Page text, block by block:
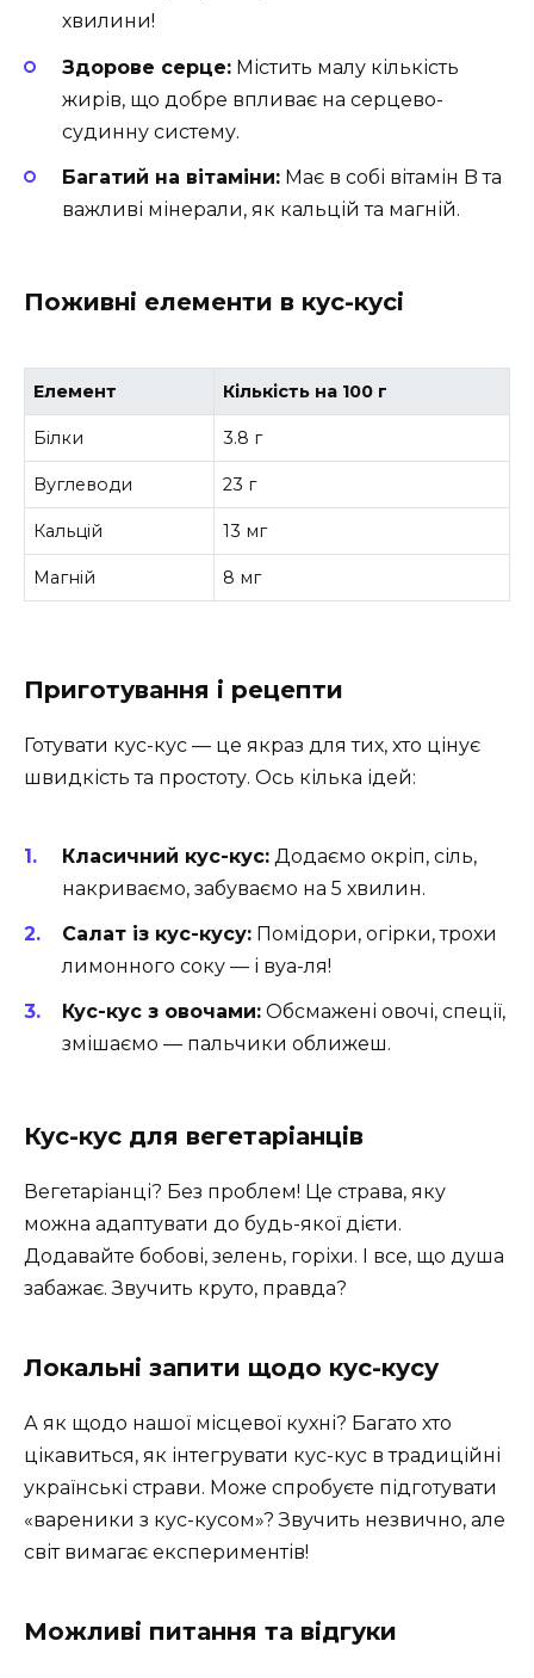
хвилини!
Здорове серце: Містить малу кількість
жирів, що добре впливає на серцево-
судинну систему.
Багатий на вітаміни: Має в собі вітамін B та
важливі мінерали, як кальцій та магній.
Поживні елементи в кус-кусі
Елемент Кількість на 100 г
Білки 3.8 г
Вуглеводи 23 г
Кальцій 13 мг
Магній 8 мг
Приготування і рецепти
Готувати кус-кус — це якраз для тих, хто цінує
швидкість та простоту. Ось кілька ідей:
Класичний кус-кус: Додаємо окріп, сіль,
накриваємо, забуваємо на 5 хвилин.
Салат із кус-кусу: Помідори, огірки, трохи
лимонного соку — і вуа-ля!
Кус-кус з овочами: Обсмажені овочі, спеції,
змішаємо — пальчики оближеш.
Кус-кус для вегетаріанців
Вегетаріанці? Без проблем! Це страва, яку
можна адаптувати до будь-якої дієти.
Додавайте бобові, зелень, горіхи. І все, що душа
забажає. Звучить круто, правда?
Локальні запити щодо кус-кусу
А як щодо нашої місцевої кухні? Багато хто
цікавиться, як інтегрувати кус-кус в традиційні
українські страви. Може спробуєте підготувати
«вареники з кус-кусом»? Звучить незвично, але
світ вимагає експериментів!
Можливі питання та відгуки